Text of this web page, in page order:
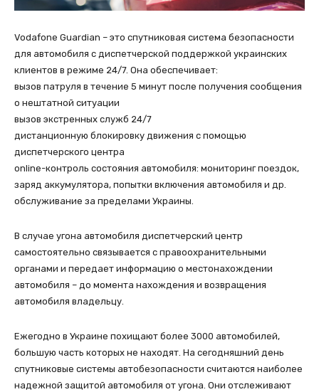
Vodafone Guardian – это спутниковая система безопасности
для автомобиля с диспетчерской поддержкой украинских
клиентов в режиме 24/7. Она обеспечивает:
вызов патруля в течение 5 минут после получения сообщения
о нештатной ситуации
вызов экстренных служб 24/7
дистанционную блокировку движения с помощью
диспетчерского центра
online-контроль состояния автомобиля: мониторинг поездок,
заряд аккумулятора, попытки включения автомобиля и др.
обслуживание за пределами Украины.
В случае угона автомобиля диспетчерский центр
самостоятельно связывается с правоохранительными
органами и передает информацию о местонахождении
автомобиля – до момента нахождения и возвращения
автомобиля владельцу.
Ежегодно в Украине похищают более 3000 автомобилей,
большую часть которых не находят. На сегодняшний день
спутниковые системы автобезопасности считаются наиболее
надежной защитой автомобиля от угона. Они отслеживают